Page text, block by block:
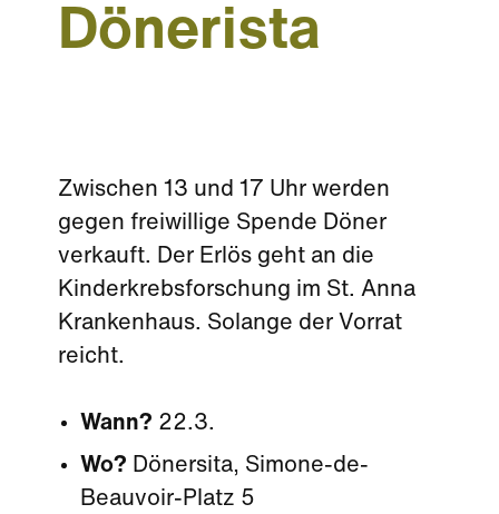
Dönerista
Zwischen 13 und 17 Uhr werden
gegen freiwillige Spende Döner
verkauft. Der Erlös geht an die
Kinderkrebsforschung im St. Anna
Krankenhaus. Solange der Vorrat
reicht.
Wann? 22.3.
Wo? Dönersita, Simone-de-
Beauvoir-Platz 5